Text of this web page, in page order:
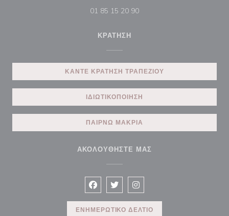
01 85 15 20 90
ΚΡΆΤΗΣΗ
ΚΆΝΤΕ ΚΡΆΤΗΣΗ ΤΡΑΠΕΖΙΟΎ
ΙΔΙΩΤΙΚΟΠΟΊΗΣΗ
ΠΑΊΡΝΩ ΜΑΚΡΙΆ
ΑΚΟΛΟΥΘΉΣΤΕ ΜΑΣ
Facebook ((ανοίγει σε νέο παράθυρο))
Twitter ((ανοίγει σε νέο
Instagram ((ανοίγει σε
ΕΝΗΜΕΡΩΤΙΚΌ ΔΕΛΤΊΟ